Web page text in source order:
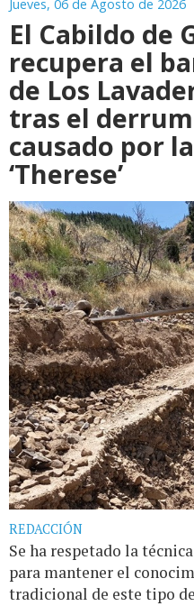
Jueves, 06 de Agosto de 2026
El Cabildo de
recupera el
de Los
tras el
causado por
‘Therese’
REDACCIÓN
Se ha respetado la
para mantener el
tradicional de este tipo